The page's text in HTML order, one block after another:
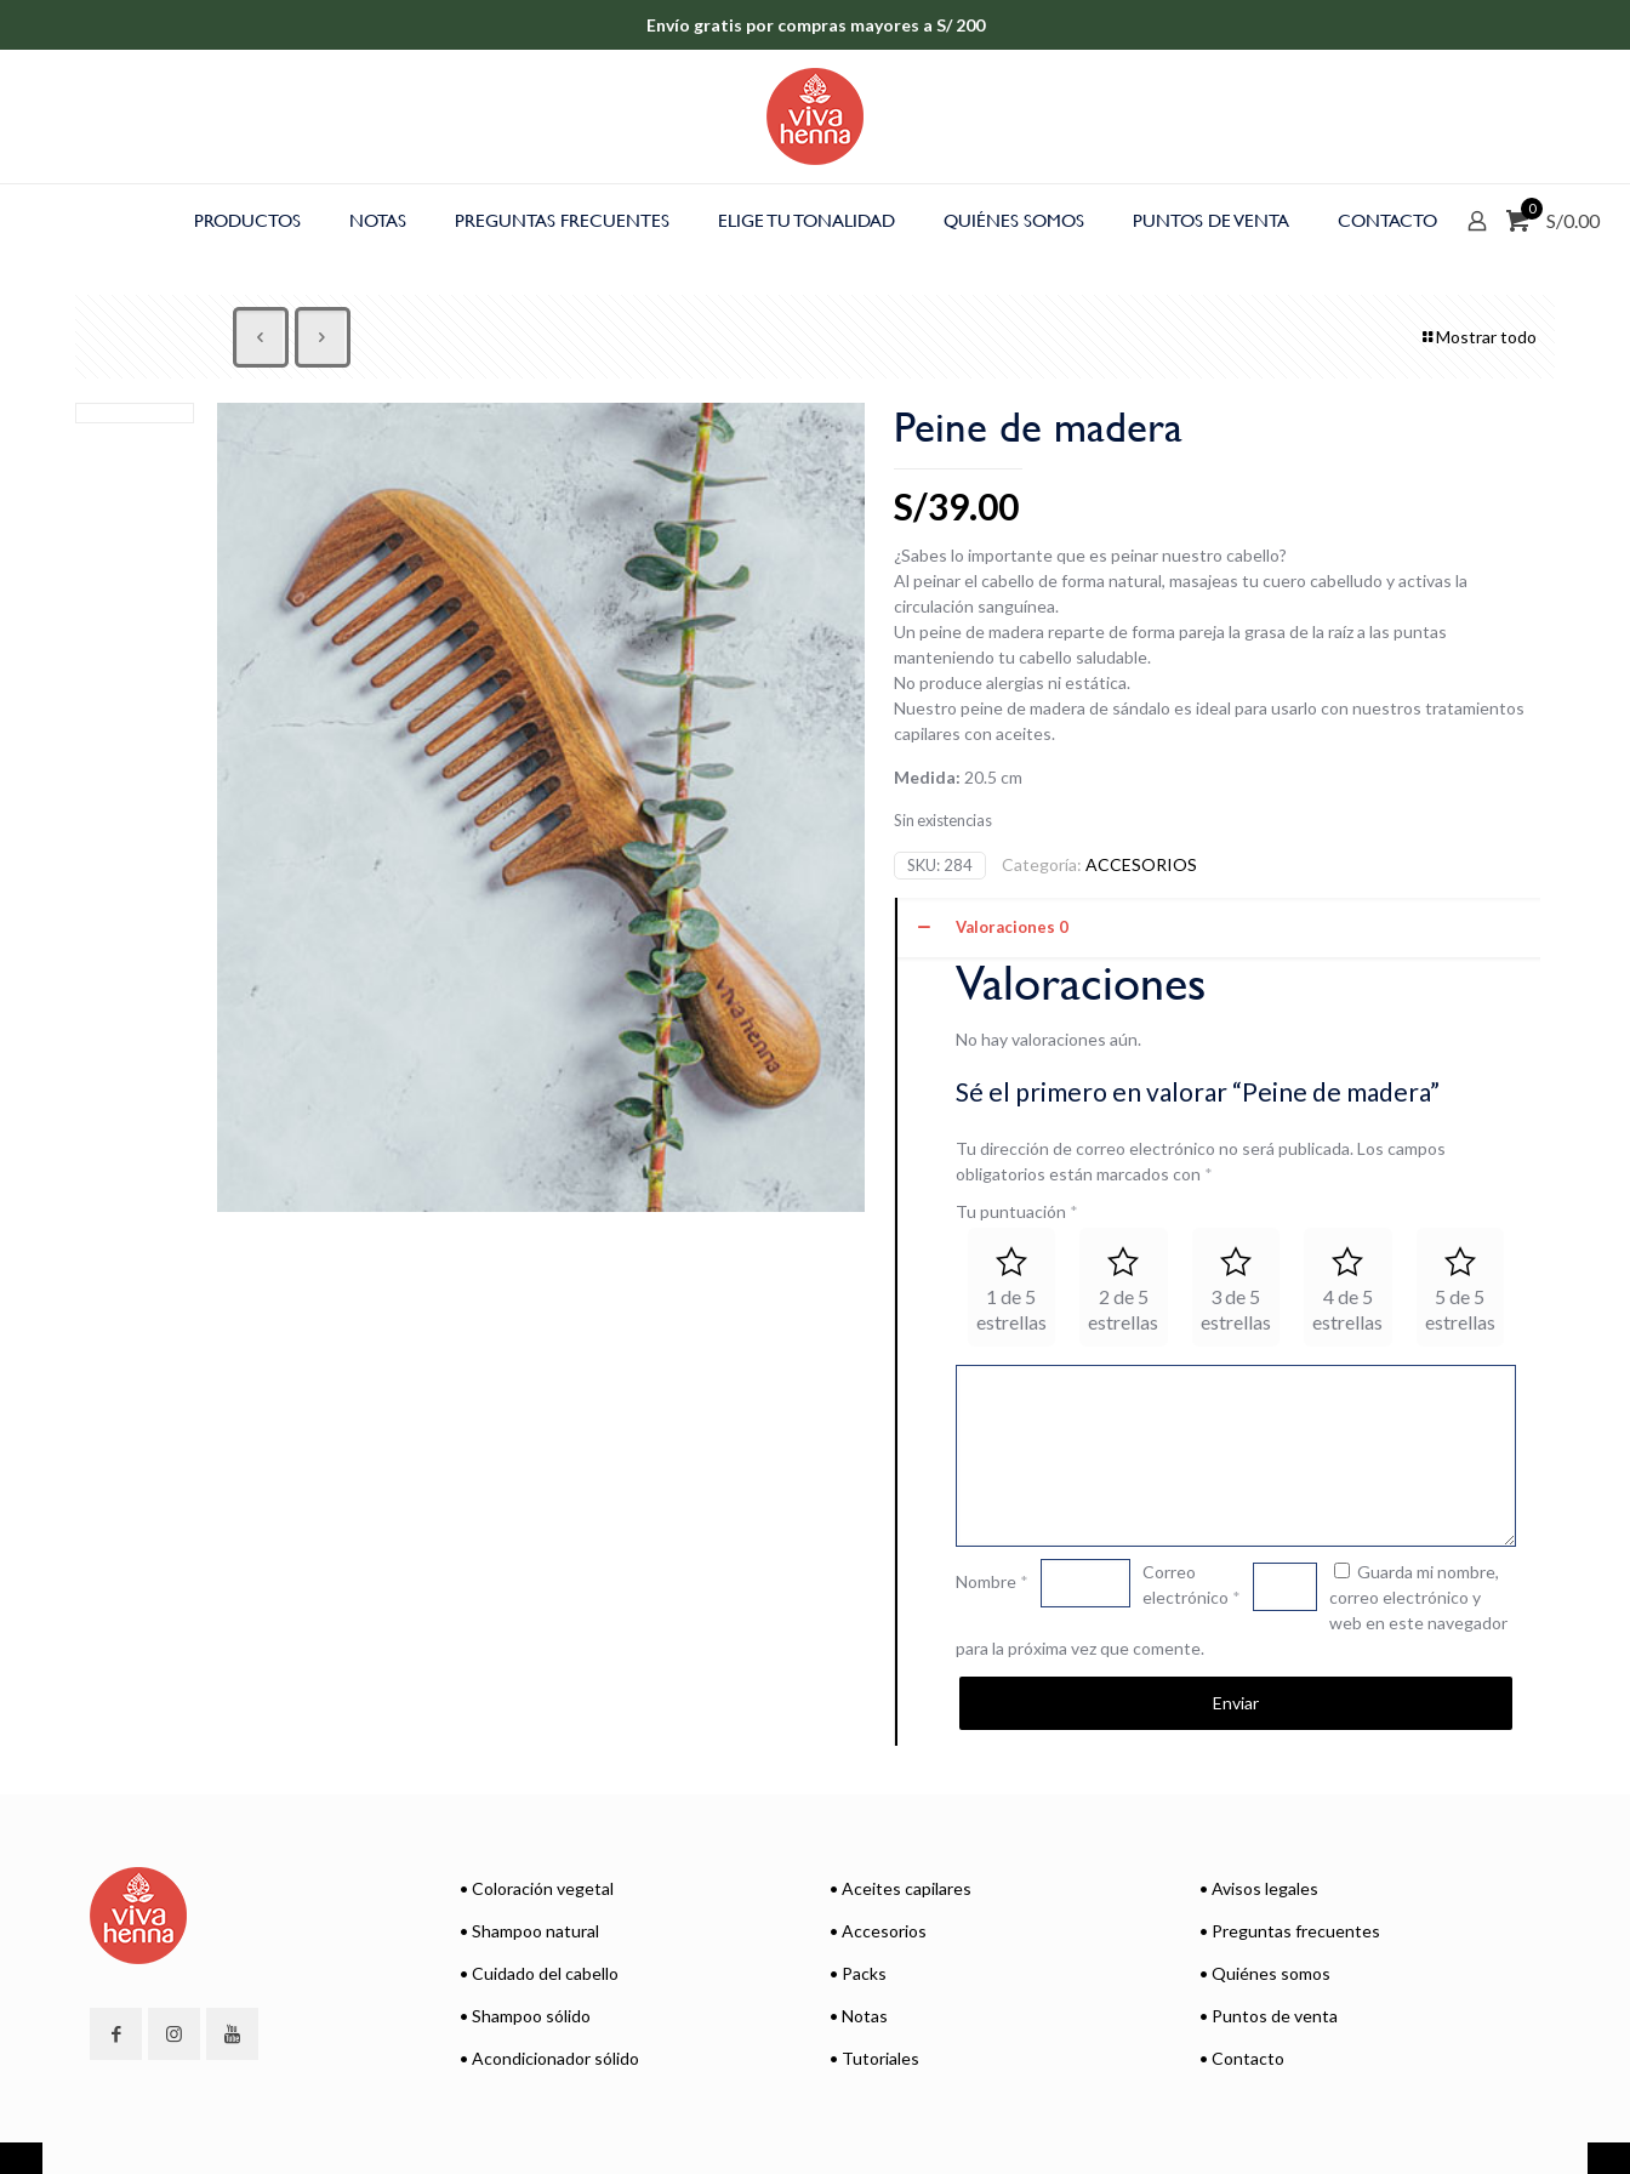
Envío gratis por compras mayores a S/ 200
PRODUCTOS NOTAS PREGUNTAS FRECUENTES ELIGE TU TONALIDAD QUIÉNES SOMOS PUNTOS DE VENTA CONTACTO
0
S/0.00
Mostrar todo
Peine de madera
S/39.00
¿Sabes lo importante que es peinar nuestro cabello?
Al peinar el cabello de forma natural, masajeas tu cuero cabelludo y activas la
circulación sanguínea.
Un peine de madera reparte de forma pareja la grasa de la raíz a las puntas
manteniendo tu cabello saludable.
No produce alergias ni estática.
Nuestro peine de madera de sándalo es ideal para usarlo con nuestros tratamientos
capilares con aceites.
Medida: 20.5 cm
Sin existencias
SKU: 284 Categoría: ACCESORIOS
Valoraciones 0
Valoraciones
No hay valoraciones aún.
Sé el primero en valorar “Peine de madera”
Tu dirección de correo electrónico no será publicada. Los campos
obligatorios están marcados con *
Tu puntuación *
1 de 5
estrellas
2 de 5
estrellas
3 de 5
estrellas
4 de 5
estrellas
5 de 5
estrellas
Nombre *
Correo
electrónico *
Guarda mi nombre,
correo electrónico y
web en este navegador
para la próxima vez que comente.
• Coloración vegetal
• Shampoo natural
• Cuidado del cabello
• Shampoo sólido
• Acondicionador sólido
• Aceites capilares
• Accesorios
• Packs
• Notas
• Tutoriales
• Avisos legales
• Preguntas frecuentes
• Quiénes somos
• Puntos de venta
• Contacto